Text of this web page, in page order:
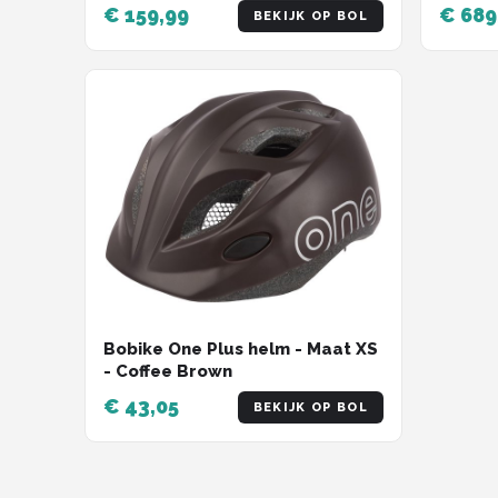
€ 159,99 BEKIJK OP BOL €
Bobike One Plus helm - Maat XS
- Coffee Brown
€ 43,05 BEKIJK OP BOL